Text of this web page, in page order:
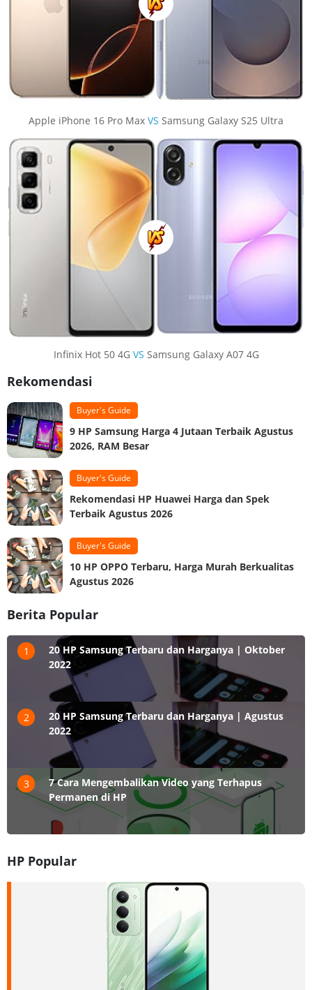
Apple iPhone 16 Pro Max VS Samsung Galaxy S25 Ultra
Infinix Hot 50 4G VS Samsung Galaxy A07 4G
Rekomendasi
Buyer's Guide
9 HP Samsung Harga 4 Jutaan Terbaik Agustus
2026, RAM Besar
Buyer's Guide
Rekomendasi HP Huawei Harga dan Spek
Terbaik Agustus 2026
Buyer's Guide
10 HP OPPO Terbaru, Harga Murah Berkualitas
Agustus 2026
Berita Popular
1
20 HP Samsung Terbaru dan Harganya | Oktober
2022
2
20 HP Samsung Terbaru dan Harganya | Agustus
2022
3
7 Cara Mengembalikan Video yang Terhapus
Permanen di HP
HP Popular